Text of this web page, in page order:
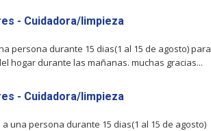
- Cuidadora/limpieza
persona durante 15 dias(1 al 15 de agosto) para
hogar durante las mañanas. muchas gracias...
- Cuidadora/limpieza
una persona durante 15 dias(1 al 15 de agosto)